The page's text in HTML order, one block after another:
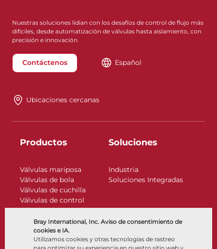
Bray International, Inc. Aviso de consentimiento de
cookies e IA.
Utilizamos cookies y otras tecnologías de rastreo
Nuestras soluciones lidian con los desafíos de control de flujo más
difíciles, desde automatización de válvulas hasta aislamiento, con
precisión e innovación.
Contáctenos Español
Ubicaciones cercanas
Productos
Válvulas mariposa
Válvulas de bola
Válvulas de cuchilla
Válvulas de control
Válvulas de retención
Actuadores
Accesorios de control
Criogénico
Soluciones
Industria
Soluciones Integradas